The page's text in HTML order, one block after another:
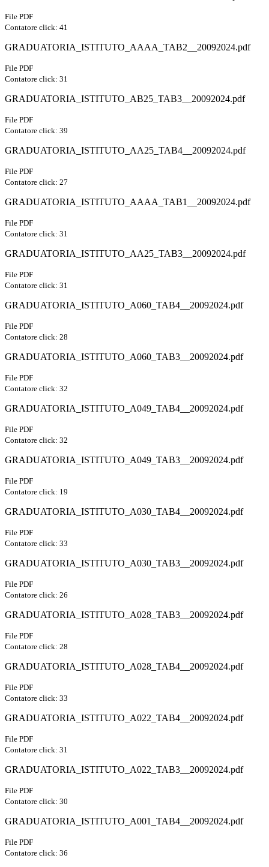
File PDF
Contatore click: 41
GRADUATORIA_ISTITUTO_AAAA_TAB2__20092024.pdf
File PDF
Contatore click: 31
GRADUATORIA_ISTITUTO_AB25_TAB3__20092024.pdf
File PDF
Contatore click: 39
GRADUATORIA_ISTITUTO_AA25_TAB4__20092024.pdf
File PDF
Contatore click: 27
GRADUATORIA_ISTITUTO_AAAA_TAB1__20092024.pdf
File PDF
Contatore click: 31
GRADUATORIA_ISTITUTO_AA25_TAB3__20092024.pdf
File PDF
Contatore click: 31
GRADUATORIA_ISTITUTO_A060_TAB4__20092024.pdf
File PDF
Contatore click: 28
GRADUATORIA_ISTITUTO_A060_TAB3__20092024.pdf
File PDF
Contatore click: 32
GRADUATORIA_ISTITUTO_A049_TAB4__20092024.pdf
File PDF
Contatore click: 32
GRADUATORIA_ISTITUTO_A049_TAB3__20092024.pdf
File PDF
Contatore click: 19
GRADUATORIA_ISTITUTO_A030_TAB4__20092024.pdf
File PDF
Contatore click: 33
GRADUATORIA_ISTITUTO_A030_TAB3__20092024.pdf
File PDF
Contatore click: 26
GRADUATORIA_ISTITUTO_A028_TAB3__20092024.pdf
File PDF
Contatore click: 28
GRADUATORIA_ISTITUTO_A028_TAB4__20092024.pdf
File PDF
Contatore click: 33
GRADUATORIA_ISTITUTO_A022_TAB4__20092024.pdf
File PDF
Contatore click: 31
GRADUATORIA_ISTITUTO_A022_TAB3__20092024.pdf
File PDF
Contatore click: 30
GRADUATORIA_ISTITUTO_A001_TAB4__20092024.pdf
File PDF
Contatore click: 36